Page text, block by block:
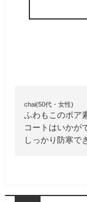
chai(50代・女性)
ふわもこのボア
コートはいかが
しっかり防寒で